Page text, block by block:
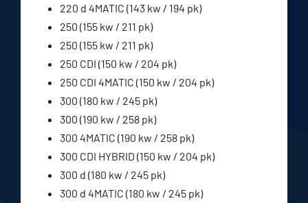
220 d 4MATIC (143 kw / 194 pk)
250 (155 kw / 211 pk)
250 (155 kw / 211 pk)
250 CDI (150 kw / 204 pk)
250 CDI 4MATIC (150 kw / 204 pk)
300 (180 kw / 245 pk)
300 (190 kw / 258 pk)
300 4MATIC (190 kw / 258 pk)
300 CDI HYBRID (150 kw / 204 pk)
300 d (180 kw / 245 pk)
300 d 4MATIC (180 kw / 245 pk)